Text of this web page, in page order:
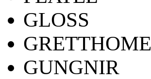
GLOSS
GRETTHOME
GUNGNIR